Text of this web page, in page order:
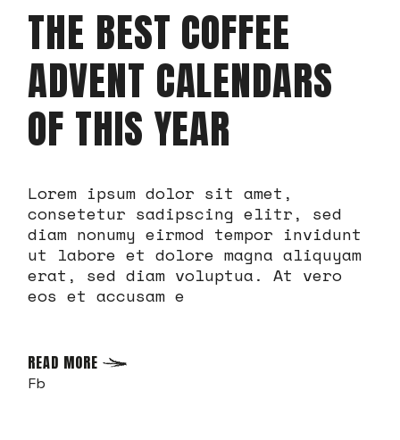
THE BEST COFFEE
ADVENT CALENDARS
OF THIS YEAR
Lorem ipsum dolor sit amet,
consetetur sadipscing elitr, sed
diam nonumy eirmod tempor invidunt
ut labore et dolore magna aliquyam
erat, sed diam voluptua. At vero
eos et accusam e
READ MORE
Fb